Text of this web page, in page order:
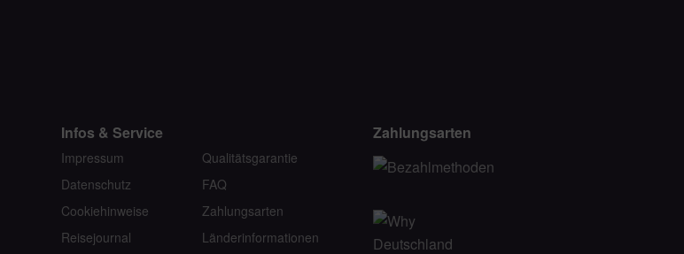
Infos & Service
Impressum
Datenschutz
Cookiehinweise
Reisejournal
Qualitätsgarantie
FAQ
Zahlungsarten
Länderinformationen
Zahlungsarten